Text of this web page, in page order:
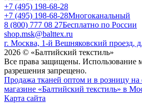
+7 (495) 198-68-28
+7 (495) 198-68-28Многоканальный
8 (800) 777 08 27Бесплатно по России
shop.msk@balttex.ru
г. Москва, 1-й Вешняковский проезд,
2026 © «Балтийский текстиль»
Все права защищены. Использование
разрешения запрещено.
Продажа тканей оптом и в розницу на
магазине «Балтийский текстиль» в
Карта сайта